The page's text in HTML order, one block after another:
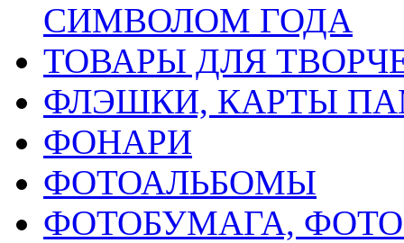
СИМВОЛОМ ГОДА
ТОВАРЫ ДЛЯ
ФЛЭШКИ, КАРТЫ
ФОНАРИ
ФОТОАЛЬБОМЫ
ФОТОБУМАГА,